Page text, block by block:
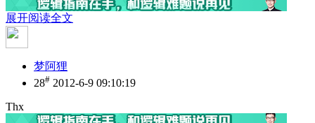
展开阅读全文
梦阿狸
28# 2012-6-9 09:10:19
Thx